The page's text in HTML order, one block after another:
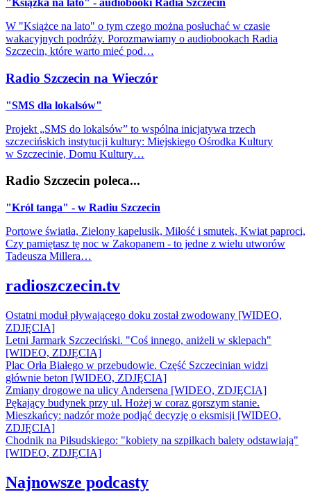
"Książka na lato" - audiobooki Radia Szczecin
W "Książce na lato" o tym czego można posłuchać w czasie
wakacyjnych podróży. Porozmawiamy o audiobookach Radia
Szczecin, które warto mieć pod…
Radio Szczecin na Wieczór
"SMS dla lokalsów"
Projekt „SMS do lokalsów” to wspólna inicjatywa trzech
szczecińskich instytucji kultury: Miejskiego Ośrodka Kultury
w Szczecinie, Domu Kultury…
Radio Szczecin poleca...
"Król tanga" - w Radiu Szczecin
Portowe światła, Zielony kapelusik, Miłość i smutek, Kwiat paproci,
Czy pamiętasz tę noc w Zakopanem - to jedne z wielu utworów
Tadeusza Millera…
radioszczecin.tv
Ostatni moduł pływającego doku został zwodowany [WIDEO,
ZDJĘCIA]
Letni Jarmark Szczeciński. "Coś innego, aniżeli w sklepach"
[WIDEO, ZDJĘCIA]
Plac Orła Białego w przebudowie. Część Szczecinian widzi
głównie beton [WIDEO, ZDJĘCIA]
Zmiany drogowe na ulicy Andersena [WIDEO, ZDJĘCIA]
Pękający budynek przy ul. Hożej w coraz gorszym stanie.
Mieszkańcy: nadzór może podjąć decyzję o eksmisji [WIDEO,
ZDJĘCIA]
Chodnik na Piłsudskiego: "kobiety na szpilkach balety odstawiają"
[WIDEO, ZDJĘCIA]
Najnowsze podcasty